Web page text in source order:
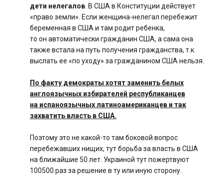
дети нелегалов . В США в Конституции действует
«право земли». Если женщина-нелегал перебежит
беременная в США и там родит ребенка,
то он автоматически гражданин США, а сама она
также встала на путь получения гражданства, т.к.
выслать ее «по уходу» за гражданином США нельзя.
По факту демократы хотят заменить белых
англоязычных избирателей республиканцев
на испаноязычных латиноамериканцев и так
захватить власть в США.
Поэтому это не какой-то там боковой вопрос
перебежавших нищих, тут борьба за власть в США
на ближайшие 50 лет. Украиной тут пожертвуют
100500 раз за решение в ту или иную сторону.